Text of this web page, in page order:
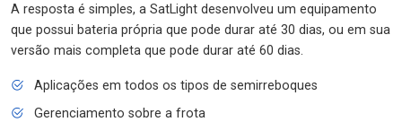
A resposta é simples, a SatLight desenvolveu um equipamento
que possui bateria própria que pode durar até 30 dias, ou em sua
versão mais completa que pode durar até 60 dias.
Aplicações em todos os tipos de semirreboques
Gerenciamento sobre a frota